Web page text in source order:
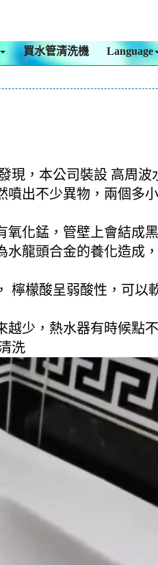
買水管清洗機 Language
現，本公司裝設 高周
出不少異物，兩個多
化錳，管壁上會結成
龍頭合金的養化造成
檸檬酸呈弱酸性，可以
少，熱水器有時候點
洗